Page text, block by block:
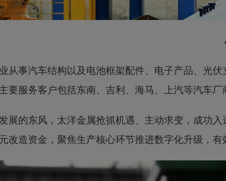
事汽车结构以及电池框架配件、电子产品、光伏
要服务客户包括东南、吉利、海马、上汽等汽车厂
的东风，太洋金属抢抓机遇、主动求变，成功入
改造资金，聚焦生产核心环节推进数字化升级，